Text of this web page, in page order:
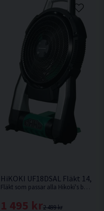
HiKOKI UF18DSAL Fläkt 14,4V/
Fläkt som passar alla Hikoki's batterityper. Automatisk timer på 1, 2 eller 4 timmar. Levereras utan batteri och laddare.
2 499 kr
1 495 kr